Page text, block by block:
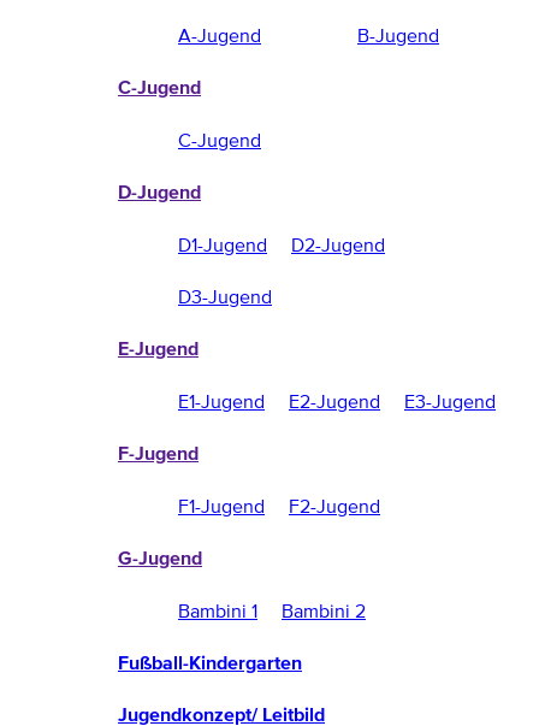
A-Jugend B-Jugend
C-Jugend
C-Jugend
D-Jugend
D1-Jugend
D2-Jugend
D3-Jugend
E-Jugend
E1-Jugend E2-Jugend E3-Jugend
F-Jugend
F1-Jugend F2-Jugend
G-Jugend
Bambini 1 Bambini 2
Fußball-Kindergarten
Jugendkonzept/ Leitbild